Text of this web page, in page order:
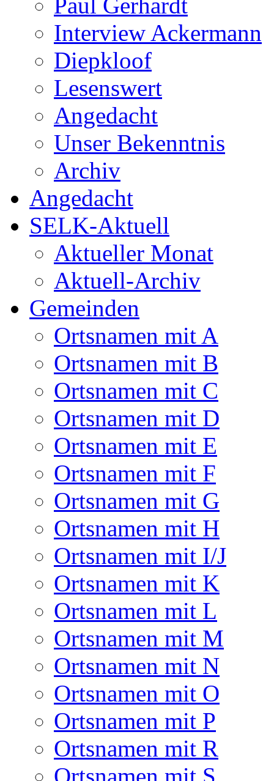
Interview Ackermann
Diepkloof
Lesenswert
Angedacht
Unser Bekenntnis
Archiv
Angedacht
SELK-Aktuell
Aktueller Monat
Aktuell-Archiv
Gemeinden
Ortsnamen mit A
Ortsnamen mit B
Ortsnamen mit C
Ortsnamen mit D
Ortsnamen mit E
Ortsnamen mit F
Ortsnamen mit G
Ortsnamen mit H
Ortsnamen mit I/J
Ortsnamen mit K
Ortsnamen mit L
Ortsnamen mit M
Ortsnamen mit N
Ortsnamen mit O
Ortsnamen mit P
Ortsnamen mit R